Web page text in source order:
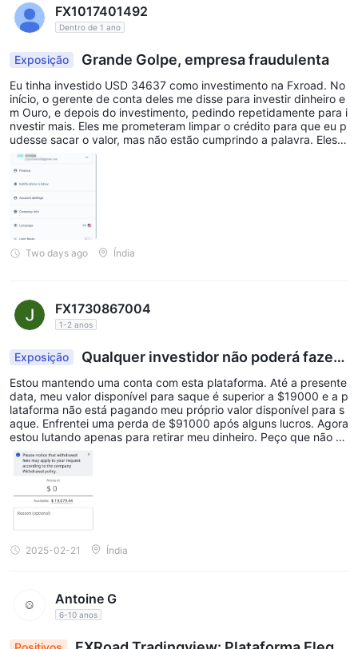
FX1017401492
Dentro de 1 ano
Exposição Grande Golpe, empresa fraudulenta
Eu tinha investido USD 34637 como investimento na Fxroad. No
início, o gerente de conta deles me disse para investir dinheiro e
m Ouro, e depois do investimento, pedindo repetidamente para i
nvestir mais. Eles me prometeram limpar o crédito para que eu p
udesse sacar o valor, mas não estão cumprindo a palavra. Eles s
ó querem cada vez mais dinheiro como investimento. Depois do
investimento, todo o investimento foi para negativo & não nos pe
rmitem sacar nenhum valor. Eles pediram um acordo de USD 10
000, o que eu concordei. Até hoje, eles nunca liquidaram o valor.
Então, não invista seu dinheiro na Fxroad. É uma grande, grande
empresa Golpe.
Two days ago Índia
FX1730867004
1-2 anos
Exposição
Qualquer investidor não poderá fazer
saques
Estou mantendo uma conta com esta plataforma. Até a presente
data, meu valor disponível para saque é superior a $19000 e a p
lataforma não está pagando meu próprio valor disponível para s
aque. Enfrentei uma perda de $91000 após alguns lucros. Agora
estou lutando apenas para retirar meu dinheiro. Peço que não ca
iam nessa plataforma de forma alguma.
2025-02-21 Índia
Antoine G
6-10 anos